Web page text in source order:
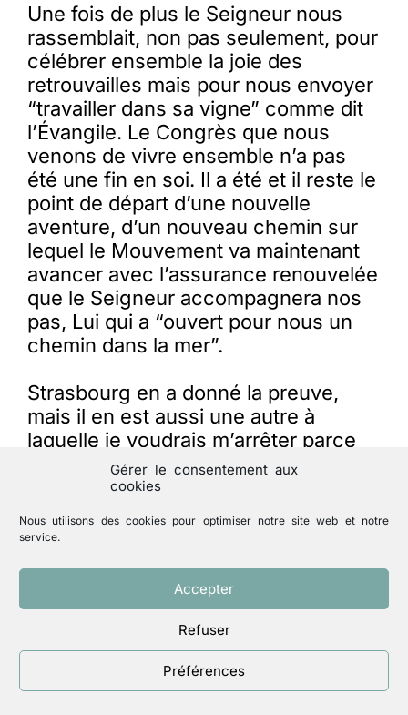
Gérer le consentement aux
cookies
Nous utilisons des cookies pour optimiser notre site web et notre
service.
Accepter
Refuser
Préférences
Une fois de plus le Seigneur nous
rassemblait, non pas seulement, pour
célébrer ensemble la joie des
retrouvailles mais pour nous envoyer
“travailler dans sa vigne” comme dit
l’Évangile. Le Congrès que nous
venons de vivre ensemble n’a pas
été une fin en soi. Il a été et il reste le
point de départ d’une nouvelle
aventure, d’un nouveau chemin sur
lequel le Mouvement va maintenant
avancer avec l’assurance renouvelée
que le Seigneur accompagnera nos
pas, Lui qui a “ouvert pour nous un
chemin dans la mer”.
Strasbourg en a donné la preuve,
mais il en est aussi une autre à
laquelle je voudrais m’arrêter parce
que votre présence en ces lieux ce
matin en porte témoignage.
Mémoire d’un appel
Vous le savez aussi bien que moi, il
n’est jamais facile de trouver des
gens qui acceptent de prendre dans
l’animation du Mouvement une part
de responsabilité. Consentir à ce
service demande de changer l’ordre